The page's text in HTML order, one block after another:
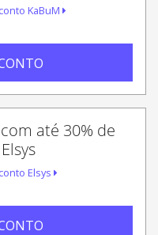
KaBuM
até 30% de
Elsys